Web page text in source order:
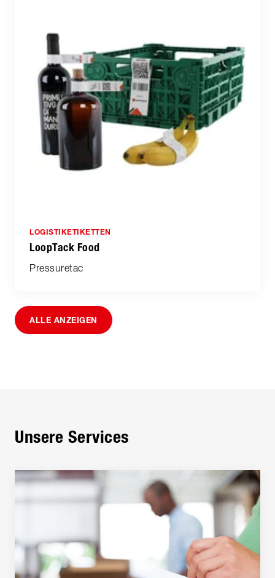
LOGISTIKETIKETTEN
LoopTack Food
Pressuretac
ALLE ANZEIGEN
Unsere Services